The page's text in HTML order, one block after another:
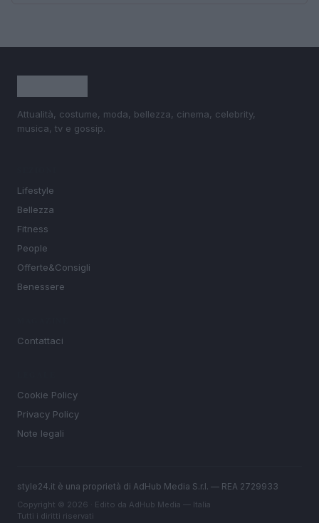
Attualità, costume, moda, bellezza, cinema, celebrity,
musica, tv e gossip.
Lifestyle
Bellezza
Fitness
People
Offerte&Consigli
Benessere
Contattaci
Cookie Policy
Privacy Policy
Note legali
style24.it è una proprietà di AdHub Media S.r.l. — REA 2729933
Copyright © 2026 · Edito da AdHub Media — Italia
Tutti i diritti riservati